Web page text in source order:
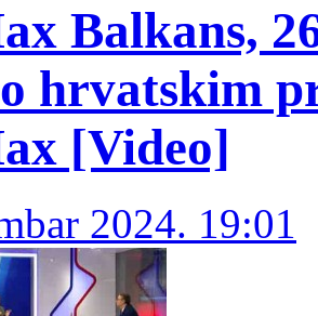
Balkans,
hrvatskim
[Video]
2024. 19:01